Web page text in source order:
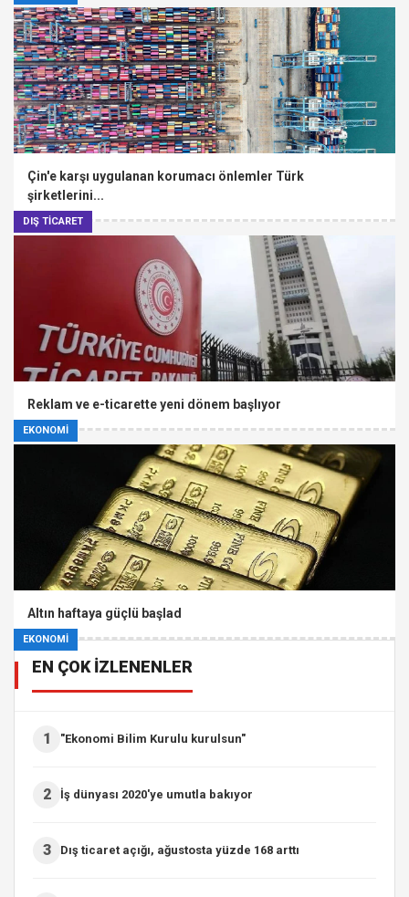
DIŞ TİCARET
Çin'e karşı uygulanan korumacı önlemler Türk
şirketlerini...
EKONOMİ
Reklam ve e-ticarette yeni dönem başlıyor
EKONOMİ
Altın haftaya güçlü başlad
EN ÇOK İZLENENLER
1 "Ekonomi Bilim Kurulu kurulsun"
2 İş dünyası 2020'ye umutla bakıyor
3 Dış ticaret açığı, ağustosta yüzde 168 arttı